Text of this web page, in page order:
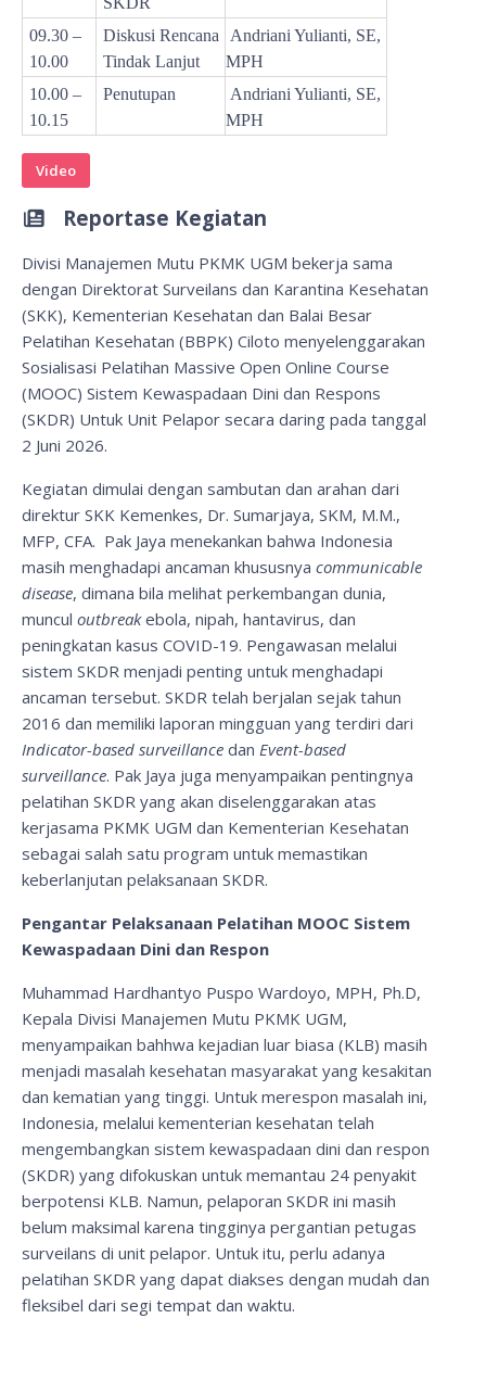
09.30 –
10.00
Diskusi Rencana
Tindak Lanjut
Andriani Yulianti, SE,
MPH
10.00 –
10.15
Penutupan
Andriani Yulianti, SE,
MPH
Video
Reportase Kegiatan
Divisi Manajemen Mutu PKMK UGM bekerja sama
dengan Direktorat Surveilans dan Karantina Kesehatan
(SKK), Kementerian Kesehatan dan Balai Besar
Pelatihan Kesehatan (BBPK) Ciloto menyelenggarakan
Sosialisasi Pelatihan Massive Open Online Course
(MOOC) Sistem Kewaspadaan Dini dan Respons
(SKDR) Untuk Unit Pelapor secara daring pada tanggal
2 Juni 2026.
Kegiatan dimulai dengan sambutan dan arahan dari
direktur SKK Kemenkes, Dr. Sumarjaya, SKM, M.M.,
MFP, CFA. Pak Jaya menekankan bahwa Indonesia
masih menghadapi ancaman khususnya communicable
disease, dimana bila melihat perkembangan dunia,
muncul outbreakebola, nipah, hantavirus, dan
peningkatan kasus COVID-19. Pengawasan melalui
sistem SKDR menjadi penting untuk menghadapi
ancaman tersebut. SKDR telah berjalan sejak tahun
2016 dan memiliki laporan mingguan yang terdiri dari
Indicator-based surveillance dan Event-based
surveillance. Pak Jaya juga menyampaikan pentingnya
pelatihan SKDR yang akan diselenggarakan atas
kerjasama PKMK UGM dan Kementerian Kesehatan
sebagai salah satu program untuk memastikan
keberlanjutan pelaksanaan SKDR.
Pengantar Pelaksanaan Pelatihan MOOC Sistem
Kewaspadaan Dini dan Respon
Muhammad Hardhantyo Puspo Wardoyo, MPH, Ph.D,
Kepala Divisi Manajemen Mutu PKMK UGM,
menyampaikan bahhwa kejadian luar biasa (KLB) masih
menjadi masalah kesehatan masyarakat yang kesakitan
dan kematian yang tinggi. Untuk merespon masalah ini,
Indonesia, melalui kementerian kesehatan telah
mengembangkan sistem kewaspadaan dini dan respon
(SKDR) yang difokuskan untuk memantau 24 penyakit
berpotensi KLB. Namun, pelaporan SKDR ini masih
belum maksimal karena tingginya pergantian petugas
surveilans di unit pelapor. Untuk itu, perlu adanya
pelatihan SKDR yang dapat diakses dengan mudah dan
fleksibel dari segi tempat dan waktu.